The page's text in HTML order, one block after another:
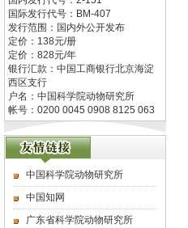
国际发行代号： BM-407
发行范围：国内外公开发布
定价： 138元/册
定价： 828元/年
银行汇款：中国工商银行北京海淀
西区支行
户名：中国科学院动物研究所
帐号：0200 0045 0908 8125 063
中国科学院动物研究所
中国知网
广东省科学院动物研究所